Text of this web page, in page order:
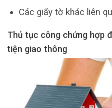
Các giấy tờ khác liên
Thủ tục công chứng hợp
tiện giao thông